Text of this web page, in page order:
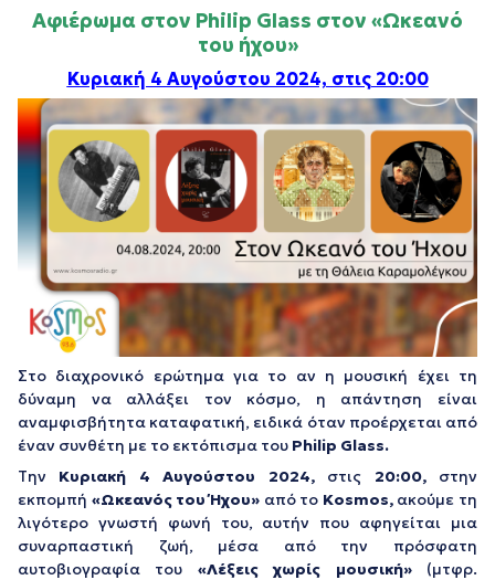
Αφιέρωμα στον Philip Glass στον «Ωκεανό
του ήχου»
Κυριακή 4 Αυγούστου 2024, στις 20:00
Στο διαχρονικό ερώτημα για το αν η μουσική έχει τη
δύναμη να αλλάξει τον κόσμο, η απάντηση είναι
αναμφισβήτητα καταφατική, ειδικά όταν προέρχεται από
έναν συνθέτη με το εκτόπισμα του Philip Glass.
Tην Κυριακή 4 Αυγούστου 2024, στις 20:00, στην
εκπομπή «Ωκεανός του Ήχου»από το Kosmos,ακούμε τη
λιγότερο γνωστή φωνή του, αυτήν που αφηγείται μια
συναρπαστική ζωή, μέσα από την πρόσφατη
αυτοβιογραφία του «Λέξεις χωρίς μουσική»(μτφρ.